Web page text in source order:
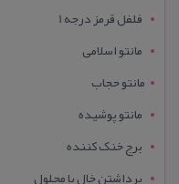
فلفل قرمز درجه 1
مانتو اسلامی
مانتو حجاب
مانتو پوشیده
برج خنک کننده
برداشتن خال با محلول